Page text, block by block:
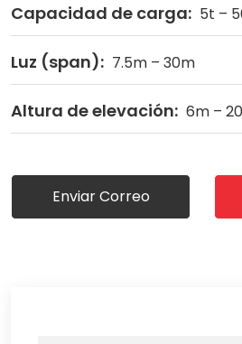
Capacidad de carga: 5t –
Luz (span): 7.5m – 30m
Altura de elevación: 6m –
Enviar Correo